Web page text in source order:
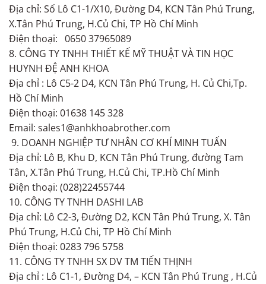
Địa chỉ: Số Lô C1-1/X10, Đường D4, KCN Tân Phú Trung,
X.Tân Phú Trung, H.Củ Chi, TP Hồ Chí Minh
Điện thoại: 0650 37965089
8. CÔNG TY TNHH THIẾT KẾ MỸ THUẬT VÀ TIN HỌC
HUYNH ĐỆ ANH KHOA
Địa chỉ : Lô C5-2 D4, KCN Tân Phú Trung, H. Củ Chi,Tp.
Hồ Chí Minh
Điện thoại: 01638 145 328
Email: sales1@anhkhoabrother.com
9. DOANH NGHIỆP TƯ NHÂN CƠ KHÍ MINH TUẤN
Địa chỉ: Lô B, Khu D, KCN Tân Phú Trung, đường Tam
Tân, X.Tân Phú Trung, H.Củ Chi, TP.Hồ Chí Minh
Điện thoại: (028)22455744
10. CÔNG TY TNHH DASHI LAB
Địa chỉ: Lô C2-3, Đường D2, KCN Tân Phú Trung, X. Tân
Phú Trung, H.Củ Chi, TP Hồ Chí Minh
Điện thoại: 0283 796 5758
11. CÔNG TY TNHH SX DV TM TIẾN THỊNH
Địa chỉ : Lô C1-1, Đường D4, – KCN Tân Phú Trung , H.Củ